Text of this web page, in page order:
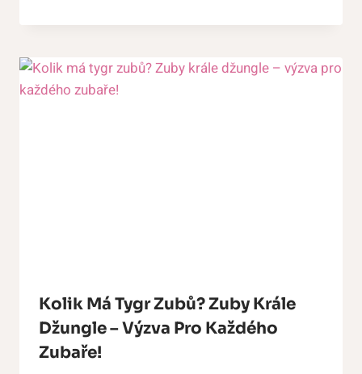
Kolik Má Tygr Zubů? Zuby Krále
Džungle – Výzva Pro Každého
Zubaře!